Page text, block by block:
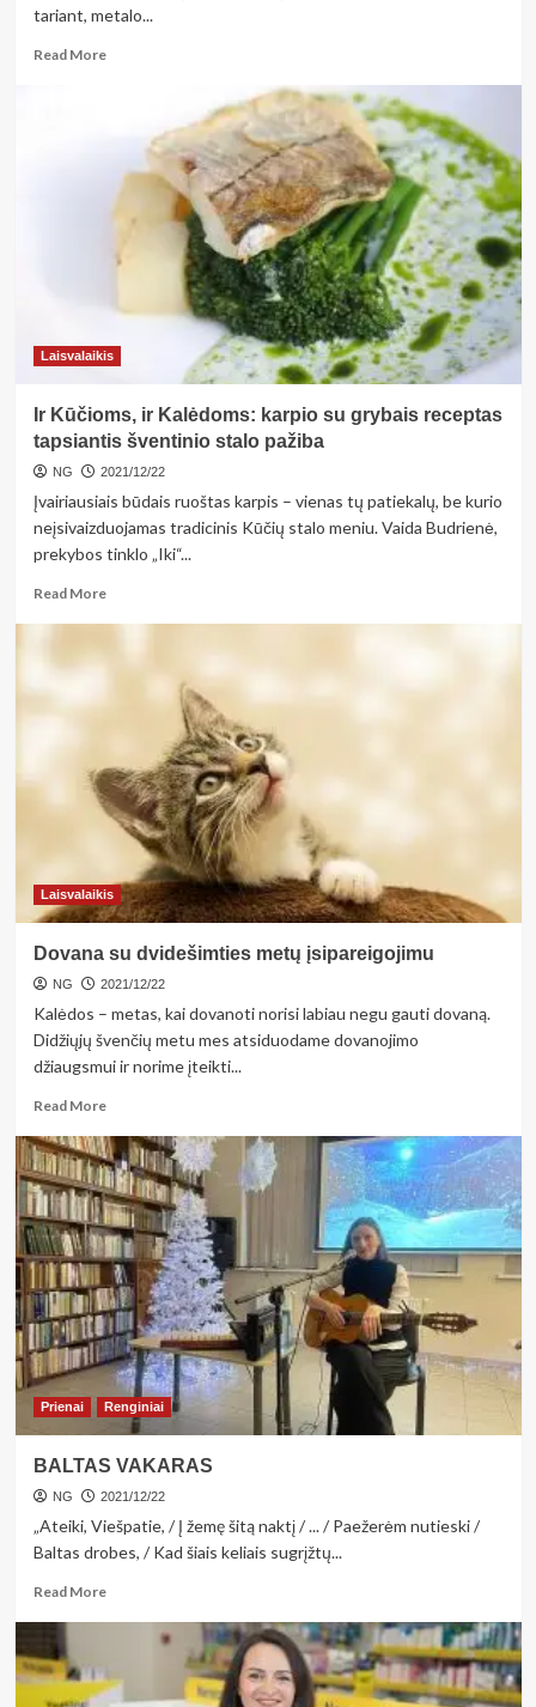
tariant, metalo...
Read MoreRead
detektorius:
ar
tiesa?
Laisvalaikis
Ir Kūčioms, ir Kalėdoms: karpio su grybais receptas
tapsiantis šventinio stalo pažiba
NG 2021/12/22
Įvairiausiais būdais ruoštas karpis – vienas tų patiekalų, be kurio
neįsivaizduojamas tradicinis Kūčių stalo meniu. Vaida Budrienė,
prekybos tinklo „Iki“...
Read MoreRead
su
grybais
receptas
tapsiantis
šventinio
stalo
pažiba
Laisvalaikis
Dovana su dvidešimties metų įsipareigojimu
NG 2021/12/22
Kalėdos – metas, kai dovanoti norisi labiau negu gauti dovaną.
Didžiųjų švenčių metu mes atsiduodame dovanojimo
džiaugsmui ir norime įteikti...
Read MoreRead
about
Dovana
su
dvidešimties
metų
įsipareigojimu
Prienai Renginiai
BALTAS VAKARAS
NG 2021/12/22
„Ateiki, Viešpatie, / Į žemę šitą naktį / ... / Paežerėm nutieski /
Baltas drobes, / Kad šiais keliais sugrįžtų...
Read MoreRead
VAKARAS